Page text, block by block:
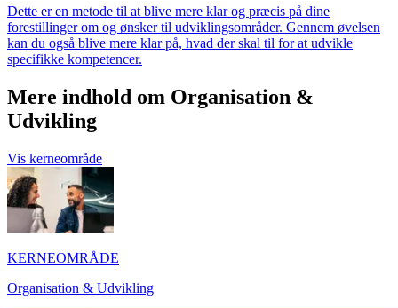
Dette er en metode til at blive mere klar og præcis på dine
forestillinger om og ønsker til udviklingsområder. Gennem øvelsen
kan du også blive mere klar på, hvad der skal til for at udvikle
specifikke kompetencer.
Mere indhold om Organisation &
Udvikling
Vis kerneområde
KERNEOMRÅDE
Organisation & Udvikling